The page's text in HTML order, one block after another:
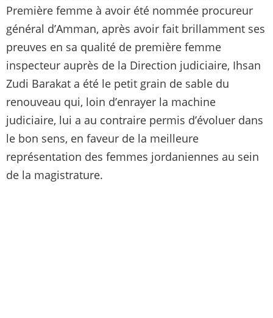
Première femme à avoir été nommée procureur
général d’Amman, après avoir fait brillamment ses
preuves en sa qualité de première femme
inspecteur auprès de la Direction judiciaire, Ihsan
Zudi Barakat a été le petit grain de sable du
renouveau qui, loin d’enrayer la machine
judiciaire, lui a au contraire permis d’évoluer dans
le bon sens, en faveur de la meilleure
représentation des femmes jordaniennes au sein
de la magistrature.